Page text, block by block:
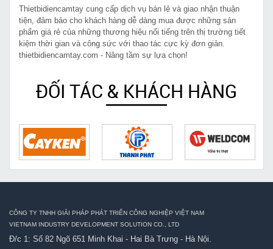
Thietbidiencamtay cung cấp dịch vụ bán lẻ và giao nhận thuận
tiện, đảm bảo cho khách hàng dễ dàng mua được những sản
phẩm giá rẻ của những thương hiệu nổi tiếng trên thị trường tiết
kiệm thời gian và công sức với thao tác cực kỳ đơn giản.
thietbidiencamtay.com - Nâng tầm sự lựa chọn!
ĐỐI TÁC & KHÁCH HÀNG
CÔNG TY TNHH GIẢI PHÁP PHÁT TRIỂN CÔNG NGHIỆP VIỆT NAM
VIETNAM INDUSTRY DEVELOPMENT SOLUTION CO., LTD
Đ/c 1: Số 82 Ngõ 651 Minh Khai - Hai Bà Trưng - Hà Nội.